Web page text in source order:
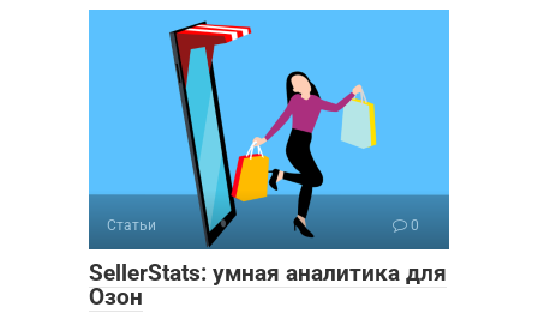
Статьи 0
SellerStats: умная аналитика для
Озон